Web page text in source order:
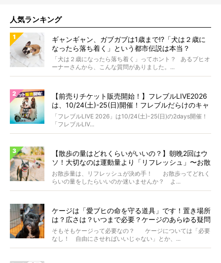
人気ランキング
ギャンギャン、ガブガブは1歳まで!?「犬は２歳に
なったら落ち着く」という都市伝説は本当？
「犬は２歳になったら落ち着く」ってホント？ あるブヒオ
ーナーさんから、こんな質問がありました。...
【前売りチケット販売開始！】フレブルLIVE2026
は、10/24(土)-25(日)開催！フレブルだらけのキャ
ンプ・前夜祭・バスプランも新登場!?
「フレブルLIVE 2026」は10/24(土)-25(日)の2days開催！
「フレブルLIV...
【散歩の量はどれくらいがいいの？】朝晩2回はウ
ソ！大切なのは運動量より「リフレッシュ」〜お散
歩にまつわる疑問FAQつき〜
お散歩量は、リフレッシュが決め手！ お散歩ってどれく
らいの量をしたらいいのか迷いませんか？ よ...
ケージは「愛ブヒの命を守る道具」です！置き場所
は？広さは？いつまで必要？ケージのあらゆる疑問
に答えます
そもそもケージって必要なの？ ケージについては「必要
なし！ 自由にさせればいいじゃない」とか、...